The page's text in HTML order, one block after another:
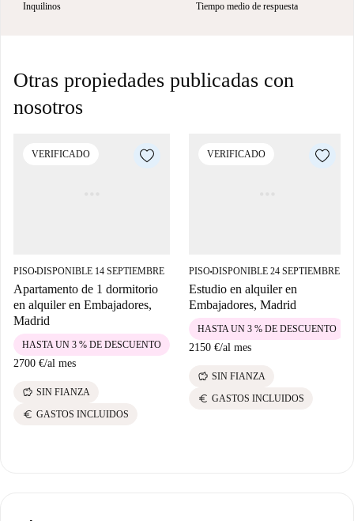
Inquilinos Tiempo medio de respuesta
Otras propiedades publicadas con
nosotros
VERIFICADO
PISO■DISPONIBLE 14 SEPTIEMBRE
Apartamento de 1 dormitorio
en alquiler en Embajadores,
Madrid
2700 €/al mes
HASTA UN 3 % DE DESCUENTO
savings SIN FIANZA
euro GASTOS INCLUIDOS
VERIFICADO
PISO■DISPONIBLE 24 SEPTIEMBRE
Estudio en alquiler en
Embajadores, Madrid
2150 €/al mes
HASTA UN 3 % DE DESCUENTO
savings SIN FIANZA
euro GASTOS INCLUIDOS